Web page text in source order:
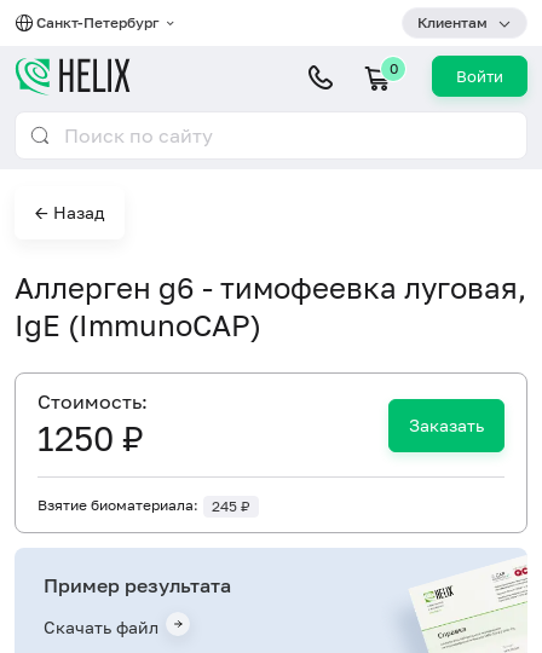
Санкт-Петербург Клиентам
0 Войти
← Назад
Аллерген g6 - тимофеевка луговая,
IgE (ImmunoCAP)
Cтоимость:
1250 ₽ Заказать
Взятие биоматериала: 245 ₽
Пример результата
Скачать файл